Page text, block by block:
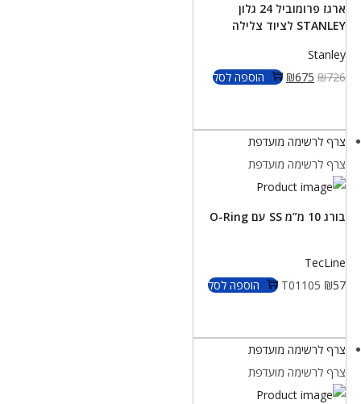
ארגז פרומוביל 24 גלון
STANLEY לציוד צלילה
Stanley
₪726
₪675 הוספה לסל
צרף לרשימה מועדפת
צרף לרשימה מועדפת
בורג 10 מ”מ SS עם O-Ring
TecLine
T01105 ₪57 הוספה לסל
צרף לרשימה מועדפת
צרף לרשימה מועדפת